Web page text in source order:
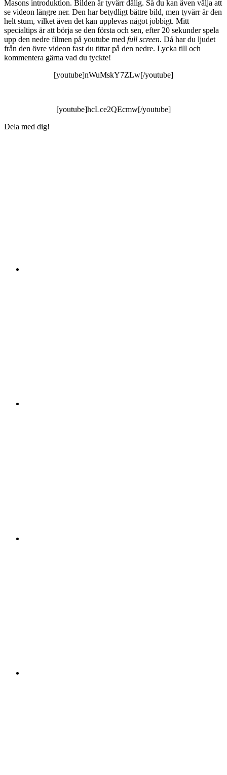
Masons introduktion. Bilden är tyvärr dålig. Så du kan även välja att
se videon längre ner. Den har betydligt bättre bild, men tyvärr är den
helt stum, vilket även det kan upplevas något jobbigt. Mitt
specialtips är att börja se den första och sen, efter 20 sekunder spela
upp den nedre filmen på youtube med full screen. Då har du ljudet
från den övre videon fast du tittar på den nedre. Lycka till och
kommentera gärna vad du tyckte!
[youtube]nWuMskY7ZLw[/youtube]
[youtube]hcLce2QEcmw[/youtube]
Dela med dig!